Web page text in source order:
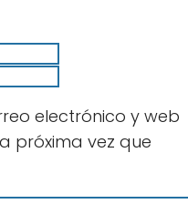
electrónico y web
próxima vez que